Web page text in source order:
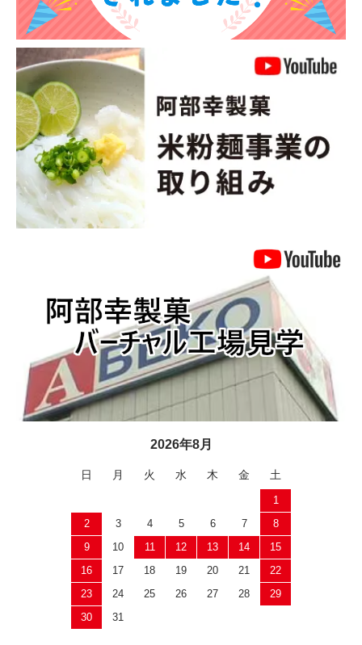
2026年8月
日 月 火 水 木 金 土
1
2
3 4 5 6 7
8
9
10 11 12 13 14
15
16
17 18 19 20 21
22
23
24 25 26 27 28
29
30
31